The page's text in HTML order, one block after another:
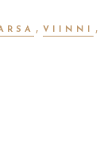
, VIINNI ,